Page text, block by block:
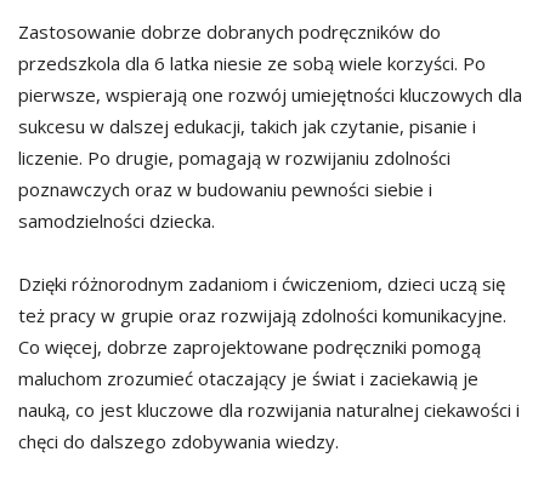
Zastosowanie dobrze dobranych podręczników do
przedszkola dla 6 latka niesie ze sobą wiele korzyści. Po
pierwsze, wspierają one rozwój umiejętności kluczowych dla
sukcesu w dalszej edukacji, takich jak czytanie, pisanie i
liczenie. Po drugie, pomagają w rozwijaniu zdolności
poznawczych oraz w budowaniu pewności siebie i
samodzielności dziecka.
Dzięki różnorodnym zadaniom i ćwiczeniom, dzieci uczą się
też pracy w grupie oraz rozwijają zdolności komunikacyjne.
Co więcej, dobrze zaprojektowane podręczniki pomogą
maluchom zrozumieć otaczający je świat i zaciekawią je
nauką, co jest kluczowe dla rozwijania naturalnej ciekawości i
chęci do dalszego zdobywania wiedzy.